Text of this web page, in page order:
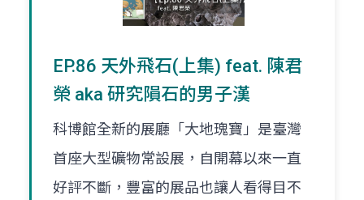
EP.86 天外飛石(上集) feat. 陳君
榮 aka 研究隕石的男子漢
科博館全新的展廳「大地瑰寶」是臺灣
首座大型礦物常設展，自開幕以來一直
好評不斷，豐富的展品也讓人看得目不